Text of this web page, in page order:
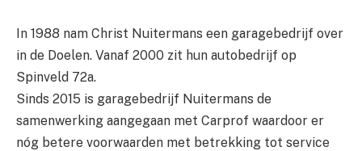
In 1988 nam Christ Nuitermans een garagebedrijf over
in de Doelen. Vanaf 2000 zit hun autobedrijf op
Spinveld 72a.
Sinds 2015 is garagebedrijf Nuitermans de
samenwerking aangegaan met Carprof waardoor er
nóg betere voorwaarden met betrekking tot service